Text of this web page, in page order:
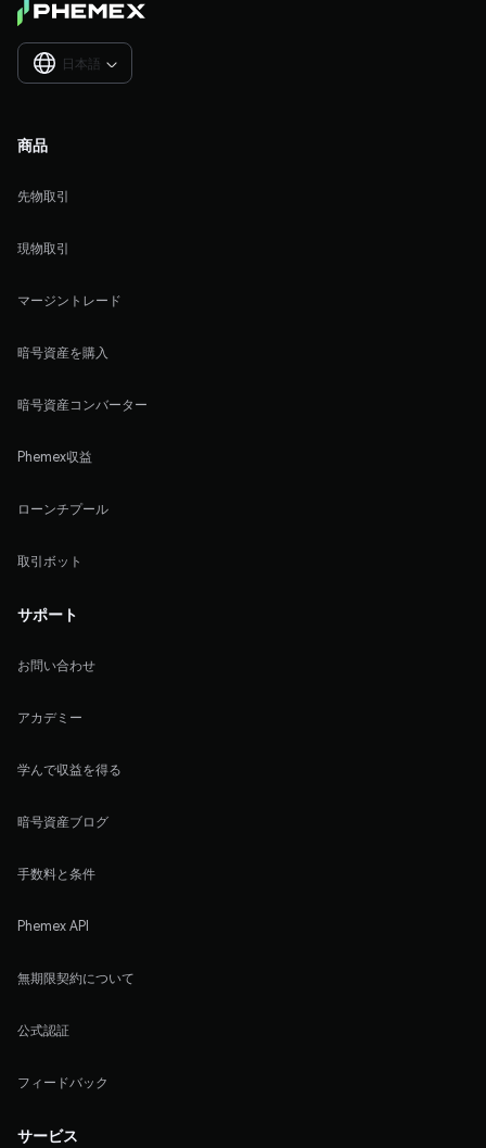
日本語 
商品
先物取引
現物取引
マージントレード
暗号資産を購入
暗号資産コンバーター
Phemex収益
ローンチプール
取引ボット
サポート
お問い合わせ
アカデミー
学んで収益を得る
暗号資産ブログ
手数料と条件
Phemex API
無期限契約について
公式認証
フィードバック
サービス